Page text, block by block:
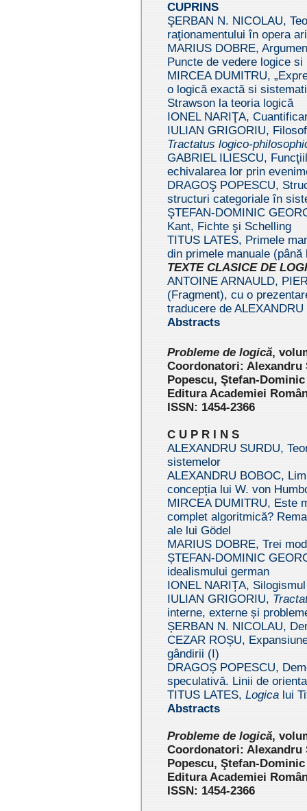
CUPRINS
ŞERBAN N. NICOLAU,
raţionamentului în opera
MARIUS DOBRE,
Puncte de vedere logice si
MIRCEA DUMITRU,
o logică exactă si
Strawson la teoria logică
IONEL NARIŢA,
IULIAN GRIGORIU,
Tractatus logico-
GABRIEL ILIESCU,
echivalarea lor prin
DRAGOŞ POPESCU,
structuri categoriale în
ŞTEFAN-DOMINIC
Kant, Fichte şi Schelling
TITUS LATES, Primele
din primele manuale (până
TEXTE CLASICE DE
ANTOINE ARNAULD,
(Fragment), cu o
traducere de ALEXANDRU
Abstracts
Probleme de logică, volu
Coordonatori: Alexandru
Popescu, Ştefan-
Editura Academiei
ISSN: 1454-2366
C U P R I N S
ALEXANDRU SURDU,
sistemelor
ALEXANDRU BOBOC,
concepția lui W. von
MIRCEA DUMITRU, Este
complet algoritmică?
ale lui Gödel
MARIUS DOBRE, Trei
ȘTEFAN-DOMINIC
idealismului german
IONEL NARIȚA,
IULIAN GRIGORIU,
interne, externe și
ȘERBAN N. NICOLAU,
CEZAR ROȘU,
gândirii (I)
DRAGOȘ POPESCU,
speculativă. Linii de
TITUS LATES, Logica lui
Abstracts
Probleme de logică, volu
Coordonatori: Alexandru
Popescu, Ştefan-
Editura Academiei
ISSN: 1454-2366